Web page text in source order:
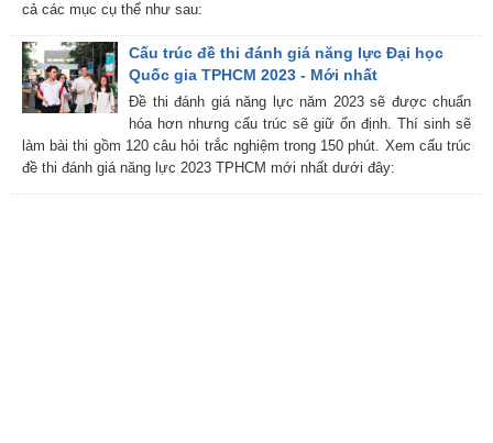
cả các mục cụ thể như sau:
Cấu trúc đề thi đánh giá năng lực Đại học
Quốc gia TPHCM 2023 - Mới nhất
Đề thi đánh giá năng lực năm 2023 sẽ được chuẩn
hóa hơn nhưng cấu trúc sẽ giữ ổn định. Thí sinh sẽ
làm bài thi gồm 120 câu hỏi trắc nghiệm trong 150 phút. Xem cấu trúc
đề thi đánh giá năng lực 2023 TPHCM mới nhất dưới đây: